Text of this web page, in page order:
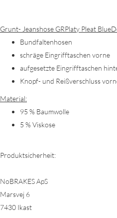
Grunt- Jeanshose GRPlaty Pleat
Bundfaltenhosen
schräge Eingrifftaschen vorne
aufgesetzte Eingrifftaschen
Knopf- und Reißverschluss
Material:
95 % Baumwolle
5 % Viskose
Produktsicherheit:
NoBRAKES ApS
Marsvej 6
7430 Ikast